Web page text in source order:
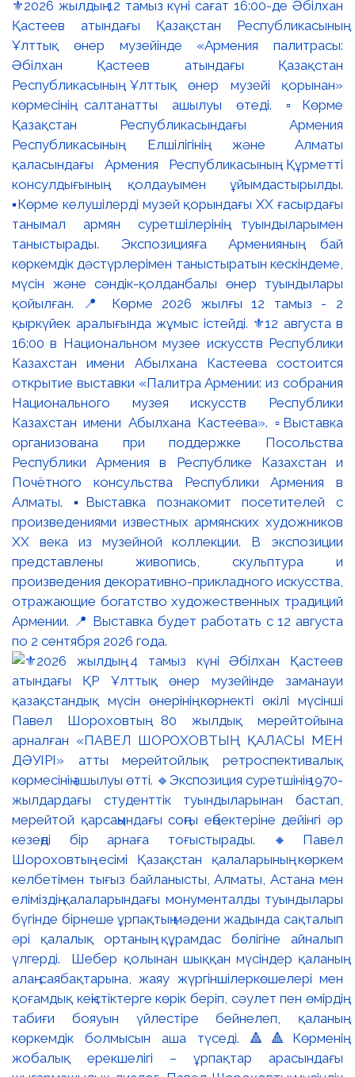
⚜️2026 жылдың 12 тамыз күні сағат 16:00-де Әбілхан
Қастеев атындағы Қазақстан Республикасының
Ұлттық өнер музейінде «Армения палитрасы:
Әбілхан Қастеев атындағы Қазақстан
Республикасының Ұлттық өнер музейі қорынан»
көрмесінің салтанатты ашылуы өтеді. ▫️Көрме
Қазақстан Республикасындағы Армения
Республикасының Елшілігінің және Алматы
қаласындағы Армения Республикасының Құрметті
консулдығының қолдауымен ұйымдастырылды.
▪️Көрме келушілерді музей қорындағы ХХ ғасырдағы
танымал армян суретшілерінің туындыларымен
таныстырады. Экспозицияға Арменияның бай
көркемдік дәстүрлерімен таныстыратын кескіндеме,
мүсін және сәндік-қолданбалы өнер туындылары
қойылған. 📍 Көрме 2026 жылғы 12 тамыз - 2
қыркүйек аралығында жұмыс істейді. ⚜️12 августа в
16:00 в Национальном музее искусств Республики
Казахстан имени Абылхана Кастеева состоится
открытие выставки «Палитра Армении: из собрания
Национального музея искусств Республики
Казахстан имени Абылхана Кастеева». ▫️Выставка
организована при поддержке Посольства
Республики Армения в Республике Казахстан и
Почётного консульства Республики Армения в
Алматы. ▪️Выставка познакомит посетителей с
произведениями известных армянских художников
XX века из музейной коллекции. В экспозиции
представлены живопись, скульптура и
произведения декоративно-прикладного искусства,
отражающие богатство художественных традиций
Армении. 📍 Выставка будет работать с 12 августа
по 2 сентября 2026 года.